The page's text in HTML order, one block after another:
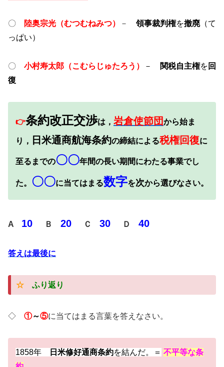
〇 陸奥宗光 （むつむねみつ） － 領事裁判権を撤廃（て
っぱい）
〇 小村寿太郎（こむらじゅたろう） － 関税自主権を 回
復
👉条約改正交渉は， 岩倉使節団から始ま
り， 日米通商航海条約の締結による税権回復に
至るまでの〇〇年間の長い期間にわたる事業でし
た。 〇〇に当てはまる数字を次から選びなさい。
A 10 Ｂ 20 Ｃ 30 Ｄ 40
答えは最後に
☆ ふり返り
◇ ①～⑤に当てはまる言葉を答えなさい。
1858年 日米修好通商条約を結んだ。＝ 不平等な条